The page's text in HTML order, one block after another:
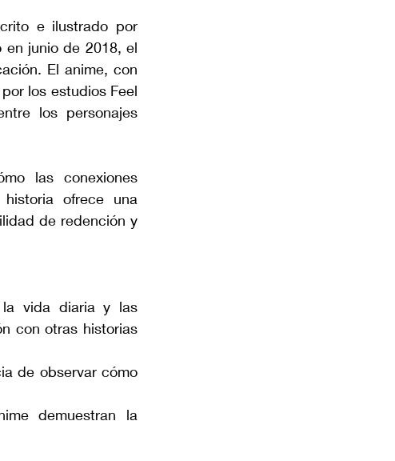
e ilustrado por
en junio de 2018, el
El anime, con
los estudios Feel
los personajes
las conexiones
ofrece una
de redención y
la vida diaria y las
con otras historias
de observar cómo
demuestran la